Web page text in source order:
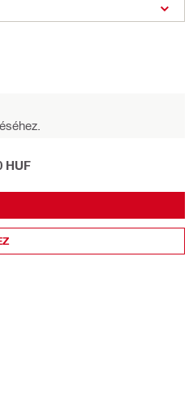
HUF